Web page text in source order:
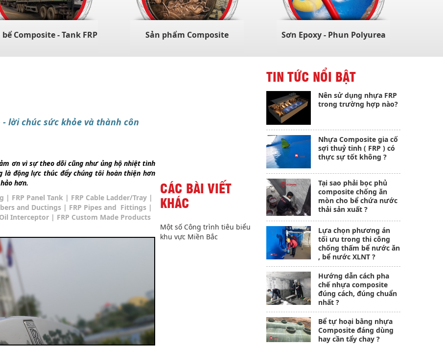
bể Composite - Tank FRP Sản phẩm Composite Sơn Epoxy - Phun Polyurea
lời chúc sức khỏe và thành côn
ơn vì sự theo dõi cũng như ủng hộ nhiệt tình
động lực thúc đẩy chúng tôi hoàn thiện hơn
hơn.
| FRP Panel Tank | FRP Cable Ladder/Tray |
and Ductings | FRP Pipes and Fittings |
Interceptor | FRP Custom Made Products
CÁC BÀI VIẾT
KHÁC
Một số Công trình tiêu biểu
khu vực Miền Bắc
TIN TỨC NỔI BẬT
Nên sử dụng nhựa FRP
trong trường hợp nào?
Nhựa Composite gia cố
sợi thuỷ tinh ( FRP ) có
thực sự tốt không ?
Tại sao phải bọc phủ
composite chống ăn
mòn cho bể chứa nước
thải sản xuất ?
Lựa chọn phương án
tối ưu trong thi công
chống thấm bể nước ăn
, bể nước XLNT ?
Hướng dẫn cách pha
chế nhựa composite
đúng cách, đúng chuẩn
nhất ?
Bể tự hoại bằng nhựa
Composite đáng dùng
hay cần tẩy chay ?